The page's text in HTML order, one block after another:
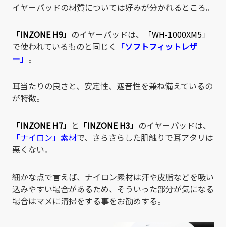
イヤーパッドの材質については好みが分かれるところ。
「INZONE H9」 のイヤーパッドは、
「WH-1000XM5」
で使われているものと同じく
「ソフトフィットレザ
ー」 。
耳当たりの良さと、安定性、遮音性を兼ね備えているの
が特徴。
「INZONE H7」 と 「INZONE H3」 のイヤーパッドは、
「ナイロン」素材で、さらさらした肌触りで耳アタリは
悪くない。
細かな点で言えば、ナイロン素材は汗や皮脂などを吸い
込みやすい場合があるため、そういった部分が気になる
場合はマメに清掃をする事をお勧めする。